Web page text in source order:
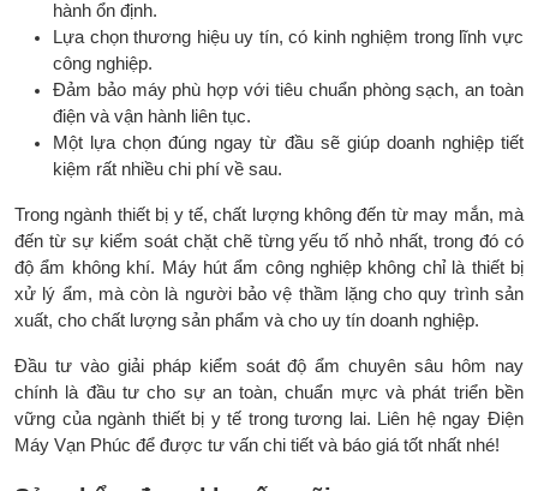
hành ổn định.
Lựa chọn thương hiệu uy tín, có kinh nghiệm trong lĩnh vực
công nghiệp.
Đảm bảo máy phù hợp với tiêu chuẩn phòng sạch, an toàn
điện và vận hành liên tục.
Một lựa chọn đúng ngay từ đầu sẽ giúp doanh nghiệp tiết
kiệm rất nhiều chi phí về sau.
Trong ngành thiết bị y tế, chất lượng không đến từ may mắn, mà
đến từ sự kiểm soát chặt chẽ từng yếu tố nhỏ nhất, trong đó có
độ ẩm không khí. Máy hút ẩm công nghiệp không chỉ là thiết bị
xử lý ẩm, mà còn là người bảo vệ thầm lặng cho quy trình sản
xuất, cho chất lượng sản phẩm và cho uy tín doanh nghiệp.
Đầu tư vào giải pháp kiểm soát độ ẩm chuyên sâu hôm nay
chính là đầu tư cho sự an toàn, chuẩn mực và phát triển bền
vững của ngành thiết bị y tế trong tương lai. Liên hệ ngay Điện
Máy Vạn Phúc để được tư vấn chi tiết và báo giá tốt nhất nhé!